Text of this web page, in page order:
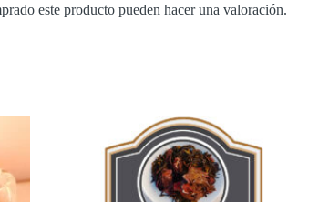
este producto pueden hacer una valoración.